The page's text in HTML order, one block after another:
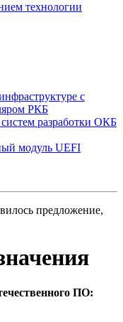
технологии
с
РКБ
разработки ОКБ
модуль UEFI
предложение,
ПО: